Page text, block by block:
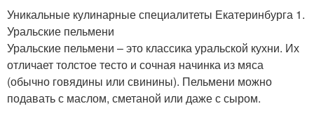
Уникальные кулинарные специалитеты Екатеринбурга 1.
Уральские пельмени
Уральские пельмени – это классика уральской кухни. Их
отличает толстое тесто и сочная начинка из мяса
(обычно говядины или свинины). Пельмени можно
подавать с маслом, сметаной или даже с сыром.